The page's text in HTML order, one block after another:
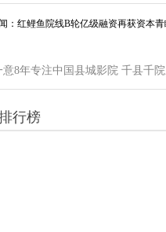
：红鲤鱼院线B轮亿级融资再获资本
意8年专注中国县城影院 千县千
行榜